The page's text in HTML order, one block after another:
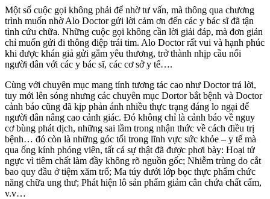
Một số cuộc gọi không phải để nhờ tư vấn, mà thông qua chương
trình muốn nhờ Alo Doctor gửi lời cảm ơn đến các y bác sĩ đã tận
tình cứu chữa. Những cuộc gọi không cần lời giải đáp, mà đơn giản
chỉ muốn gửi đi thông điệp trái tim. Alo Doctor rất vui và hạnh phúc
khi được khán giả gửi gắm yêu thương, trở thành nhịp cầu nối
người dân với các y bác sĩ, các cơ sở y tế….
Cùng với chuyên mục mang tính tương tác cao như Doctor trả lời,
tuy mới lên sóng nhưng các chuyên mục Dortor bắt bệnh và Doctor
cảnh báo cũng đã kịp phản ánh nhiều thực trạng đáng lo ngại để
người dân nâng cao cảnh giác. Đó không chỉ là cảnh báo về nguy
cơ bùng phát dịch, những sai lầm trong nhận thức về cách điều trị
bệnh… đó còn là những góc tối trong lĩnh vực sức khỏe – y tế mà
qua ống kính phóng viên, tất cả sự thật đã được phơi bày: Hoại tử
ngực vì tiêm chất làm đầy không rõ nguồn gốc; Nhiễm trùng do cắt
bao quy đầu ở tiệm xăm trổ; Ma túy dưới lớp bọc thực phẩm chức
năng chữa ung thư; Phát hiện lô sản phẩm giảm cân chứa chất cấm,
v.v…